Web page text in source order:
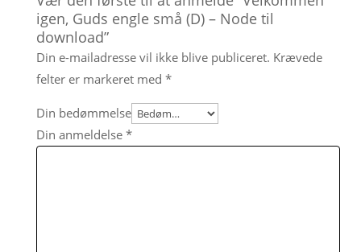
igen, Guds engle små (D) – Node til
download”
Din e-mailadresse vil ikke blive publiceret. Krævede
felter er markeret med *
Din bedømmelse
Din anmeldelse *